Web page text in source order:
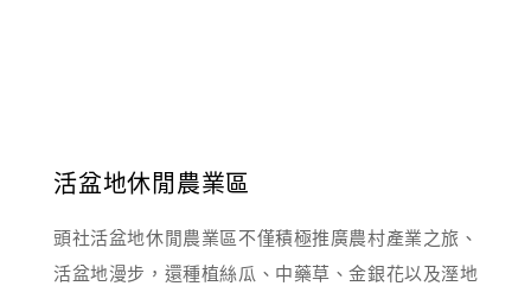
活盆地休閒農業區
頭社活盆地休閒農業區不僅積極推廣農村產業之旅、
活盆地漫步，還種植絲瓜、中藥草、金銀花以及溼地